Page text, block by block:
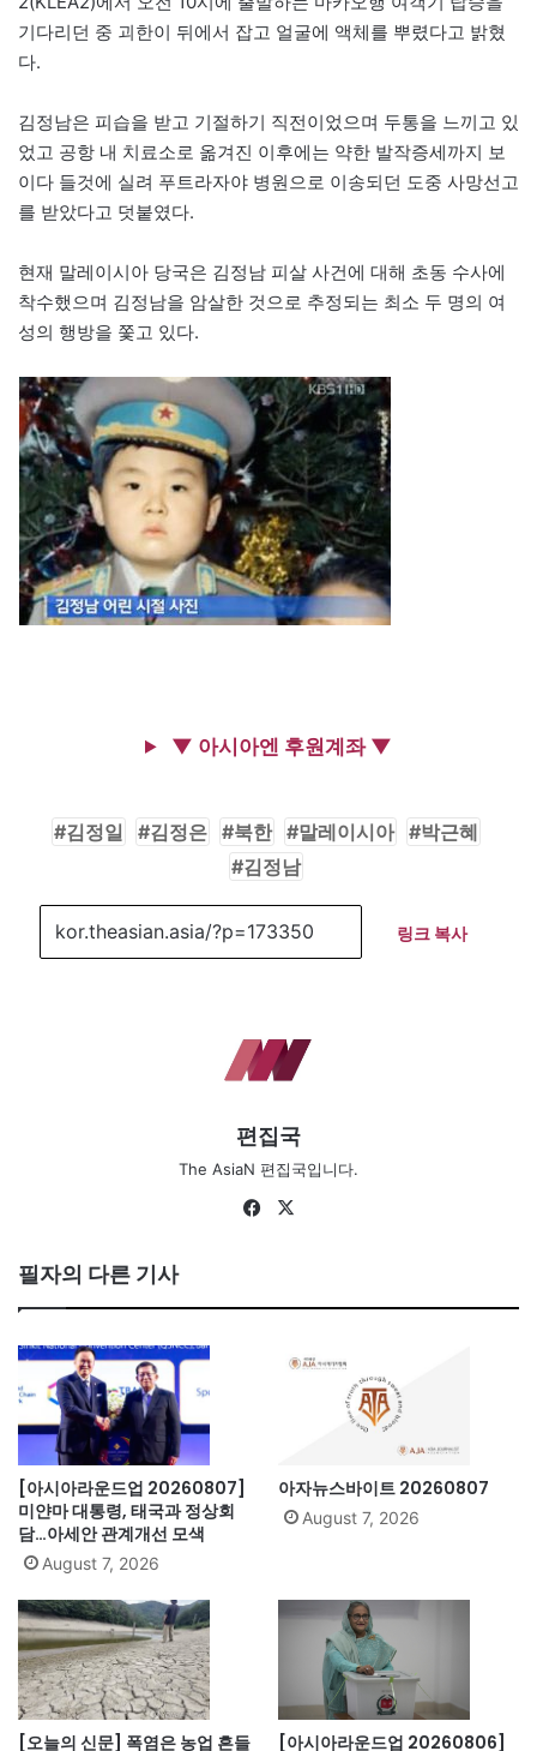
기다리던 중 괴한이 뒤에서 잡고 얼굴에 액체를 뿌렸다고 밝혔
다.
김정남은 피습을 받고 기절하기 직전이었으며 두통을 느끼고 있
었고 공항 내 치료소로 옮겨진 이후에는 약한 발작증세까지 보
이다 들것에 실려 푸트라자야 병원으로 이송되던 도중 사망선고
를 받았다고 덧붙였다.
현재 말레이시아 당국은 김정남 피살 사건에 대해 초동 수사에
착수했으며 김정남을 암살한 것으로 추정되는 최소 두 명의 여
성의 행방을 쫓고 있다.
▼ 아시아엔 후원계좌 ▼
김정일 김정은 북한 말레이시아
박근혜
김정남
링크 복사
편집국
The AsiaN 편집국입니다.
Fa
필자의 다른 기사
[아시아라운드업 20260807]
미얀마 대통령, 태국과 정상회
담…아세안 관계개선 모색
August 7, 2026
아자뉴스바이트 20260807
August 7, 2026
[오늘의 신문] 폭염은 농업 흔들 [아시아라운드업 20260806]